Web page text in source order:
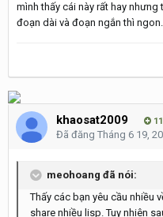
mình thấy cái này rất hay
đoạn dài và đoạn ngắn thì ngon.
khaosat2009 11
Đã đăng Tháng 6 19,
meohoang đã nói:
Thấy các bạn yêu cầu nhiều
share nhiều lisp. Tuy nhiên